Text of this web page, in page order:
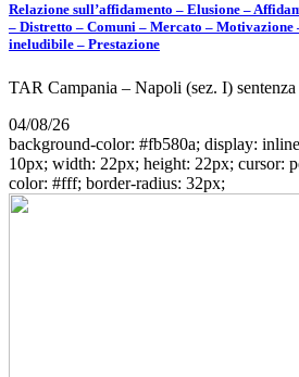
Relazione sull’affidamento – Elusione –
– Distretto – Comuni – Mercato – Motivazione
ineludibile – Prestazione
TAR Campania – Napoli (sez. I)
04/08/26
background-color: #fb580a; display:
10px; width: 22px; height: 22px; cursor:
color: #fff; border-radius: 32px;